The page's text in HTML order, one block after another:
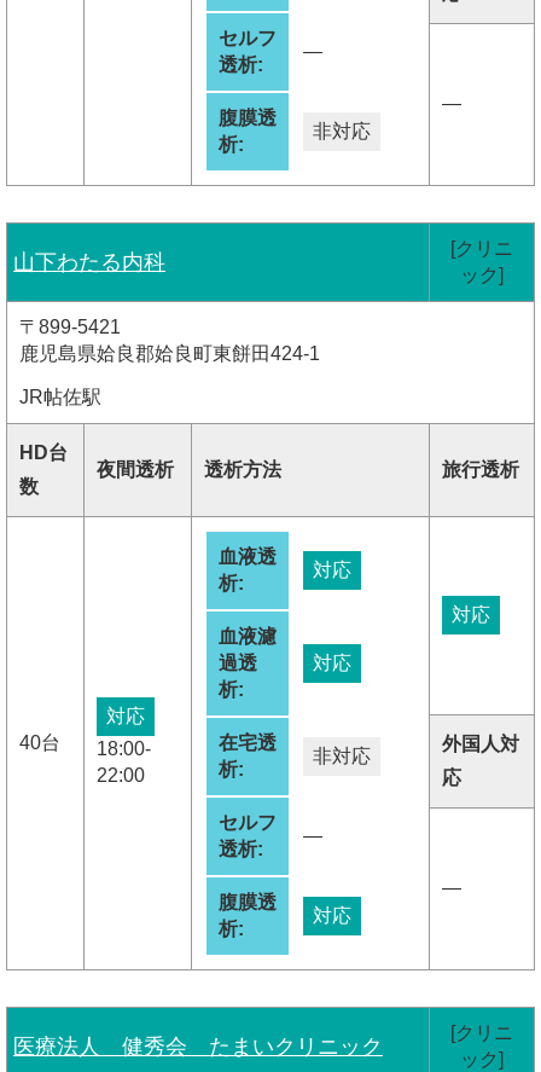
セルフ
透析:
―
腹膜透
析:
非対応
―
山下わたる内科
[クリニ
ック]
〒899-5421
鹿児島県姶良郡姶良町東餅田424-1
JR帖佐駅
HD台
数
夜間透析 透析方法 旅行透析
40台
対応
18:00-
22:00
血液透
析:
対応
血液濾
過透
析:
対応
在宅透
析:
非対応
セルフ
透析:
―
腹膜透
析:
対応
対応
外国人対
応
―
医療法人 健秀会 たまいクリニック
[クリニ
ック]